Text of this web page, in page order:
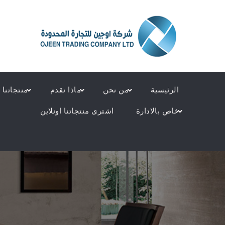
شركة أوجين للتجارة المحدودة – ojeen trading company ltd
chairs and sofas – contact phone: 0163826262
الرئيسية من نحن ماذا نقدم منتجاتنا
خاص بالادارة اشترى منتجاتنا اونلاين